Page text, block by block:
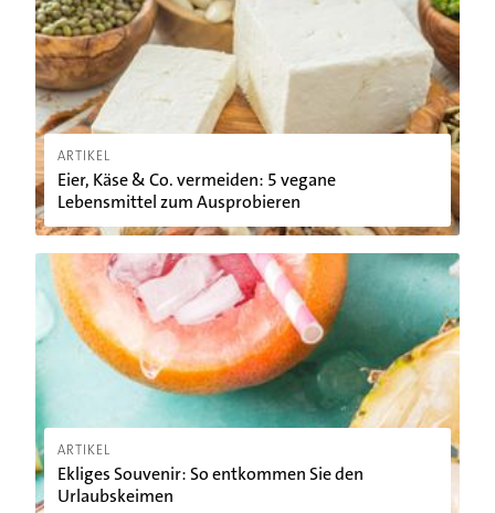
ARTIKEL
Eier, Käse & Co. vermeiden: 5 vegane
Lebensmittel zum Ausprobieren
ARTIKEL
Ekliges Souvenir: So entkommen Sie den
Urlaubskeimen
Ekliges Souvenir: So entkommen Sie den Urlaubskeimen